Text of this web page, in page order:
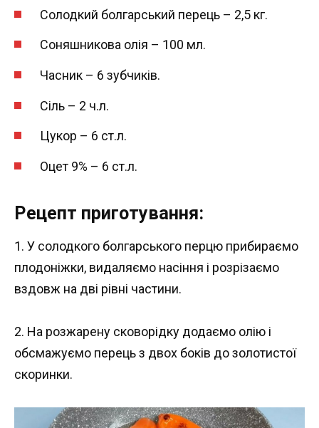
Солодкий болгарський перець – 2,5 кг.
Соняшникова олія – 100 мл.
Часник – 6 зубчиків.
Сіль – 2 ч.л.
Цукор – 6 ст.л.
Оцет 9% – 6 ст.л.
Рецепт приготування:
1. У солодкого болгарського перцю прибираємо
плодоніжки, видаляємо насіння і розрізаємо
вздовж на дві рівні частини.
2. На розжарену сковорідку додаємо олію і
обсмажуємо перець з двох боків до золотистої
скоринки.